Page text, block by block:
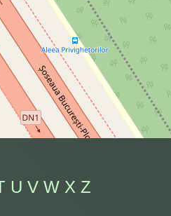
U V W X Z